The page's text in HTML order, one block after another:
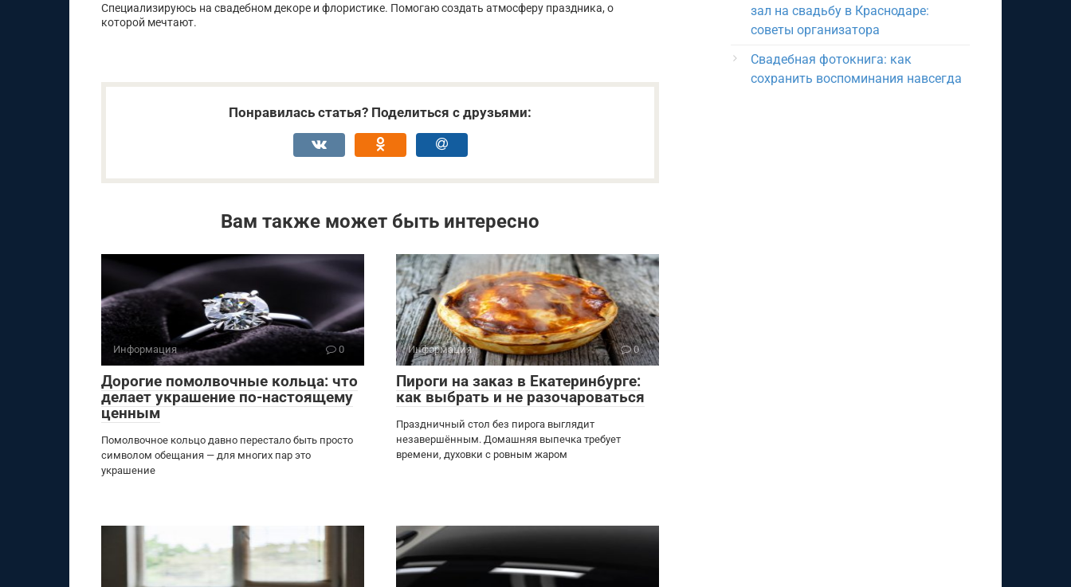
Специализируюсь на свадебном декоре и флористике. Помогаю создать атмосферу праздника, о
которой мечтают.
Понравилась статья? Поделиться с друзьями:
Вам также может быть интересно
Информация 0
Дорогие помолвочные кольца: что
делает украшение по-настоящему
ценным
Помолвочное кольцо давно перестало быть просто
символом обещания — для многих пар это
украшение
Информация 0
Пироги на заказ в Екатеринбурге:
как выбрать и не разочароваться
Праздничный стол без пирога выглядит
незавершённым. Домашняя выпечка требует
времени, духовки с ровным жаром
зал на свадьбу в Краснодаре:
советы организатора
Свадебная фотокнига: как
сохранить воспоминания навсегда